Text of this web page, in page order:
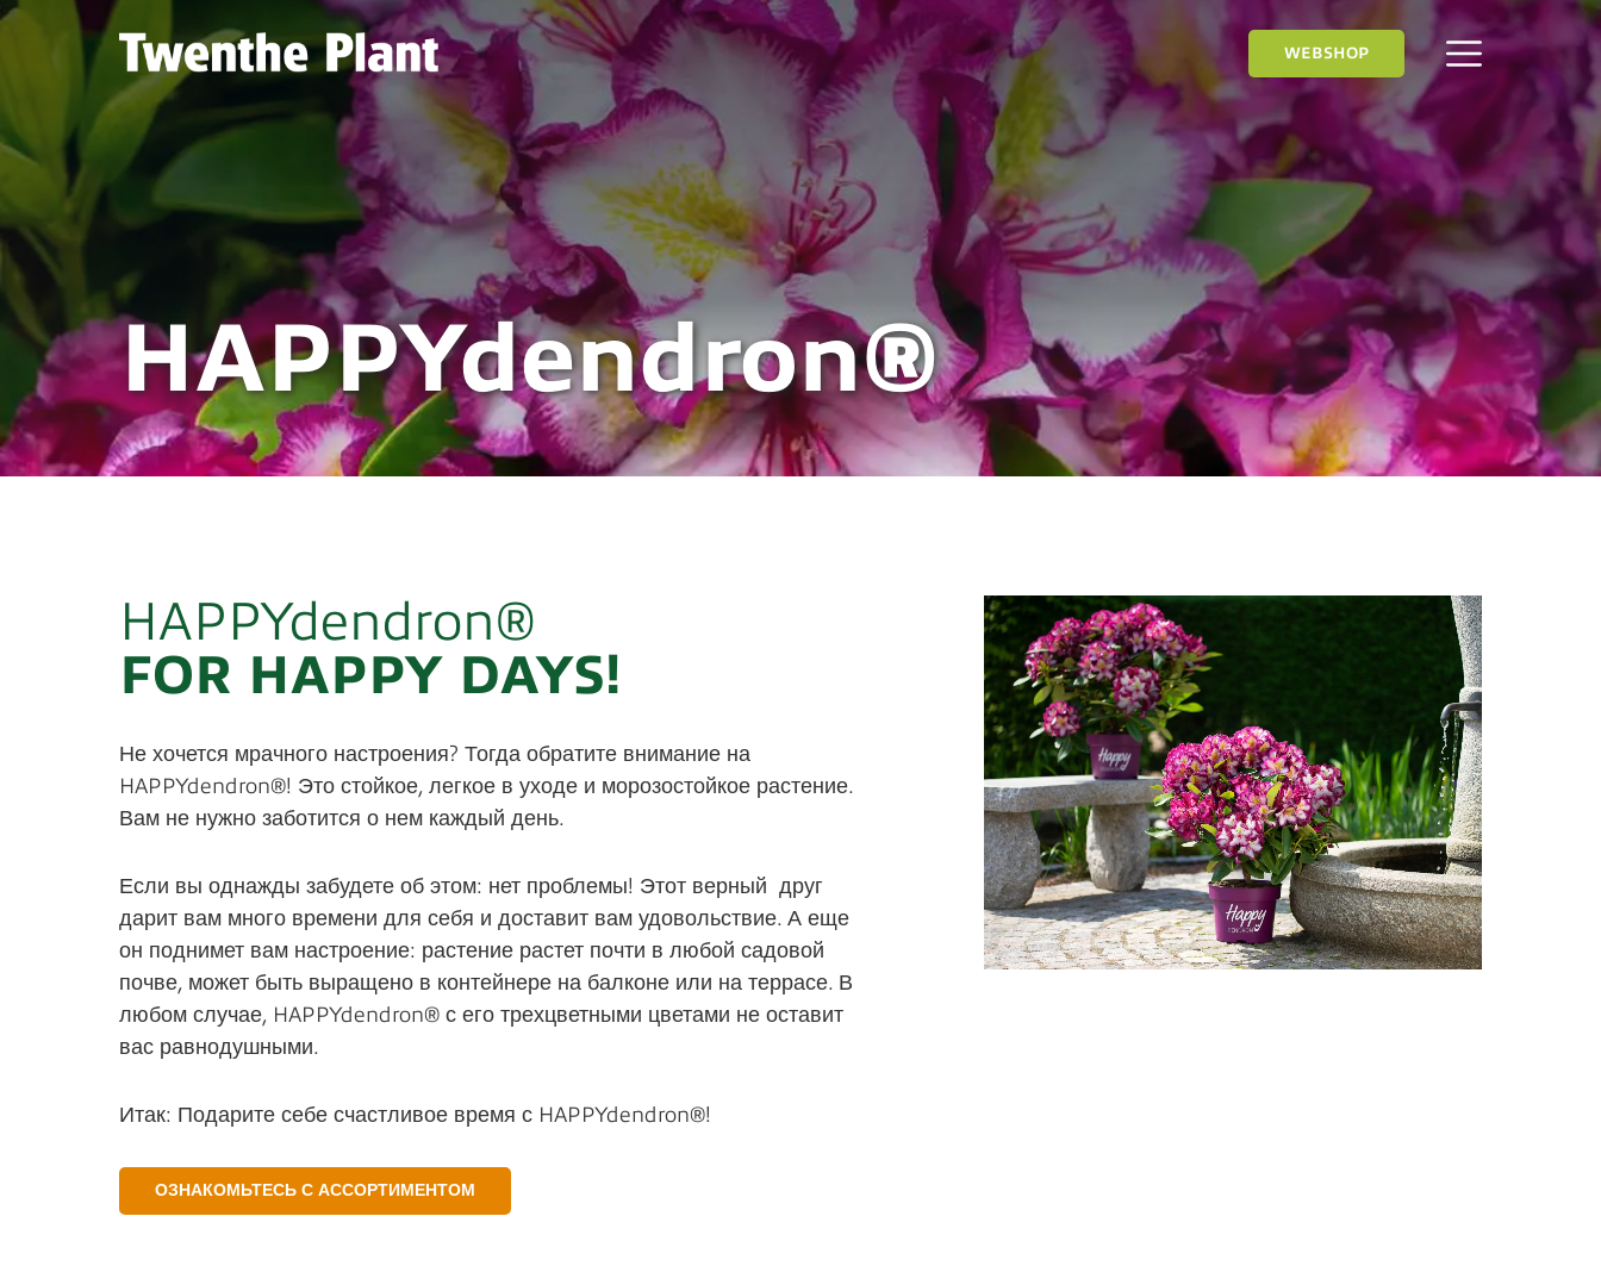
WEBSHOP
HAPPYdendron®
HAPPYdendron®
FOR HAPPY DAYS!
Не хочется мрачного настроения? Тогда обратите внимание на
HAPPYdendron®! Это стойкое, легкое в уходе и морозостойкое растение.
Вам не нужно заботится о нем каждый день.
Если вы однажды забудете об этом: нет проблемы! Этот верный друг
дарит вам много времени для себя и доставит вам удовольствие. А еще
он поднимет вам настроение: растение растет почти в любой садовой
почве, может быть выращено в контейнере на балконе или на террасе. В
любом случае, HAPPYdendron® с его трехцветными цветами не оставит
вас равнодушными.
Итак: Подарите себе счастливое время с HAPPYdendron®!
ОЗНАКОМЬТЕСЬ С АССОРТИМЕНТОМ